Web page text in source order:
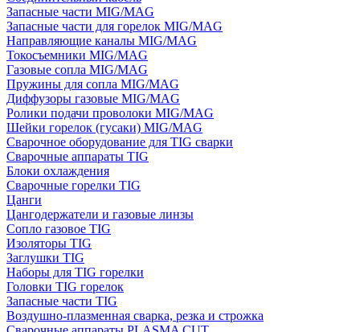
Запасные части MIG/MAG
Запасные части для горелок MIG/MAG
Направляющие каналы MIG/MAG
Токосъемники MIG/MAG
Газовые сопла MIG/MAG
Пружины для сопла MIG/MAG
Диффузоры газовые MIG/MAG
Ролики подачи проволоки MIG/MAG
Шейки горелок (гусаки) MIG/MAG
Сварочное оборудование для TIG сварки
Сварочные аппараты TIG
Блоки охлаждения
Сварочные горелки TIG
Цанги
Цангодержатели и газовые линзы
Сопло газовое TIG
Изоляторы TIG
Заглушки TIG
Наборы для TIG горелки
Головки TIG горелок
Запасные части TIG
Воздушно-плазменная сварка, резка и строжка